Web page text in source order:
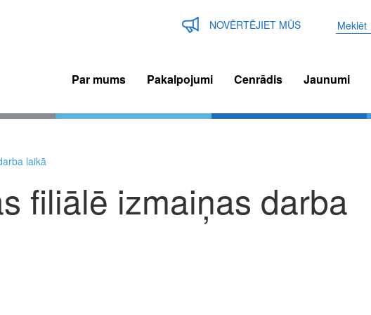
Meklēt
NOVĒRTĒJIET MŪS
Par mums Pakalpojumi Cenrādis Jaunumi
laikā
filiālē izmaiņas darba